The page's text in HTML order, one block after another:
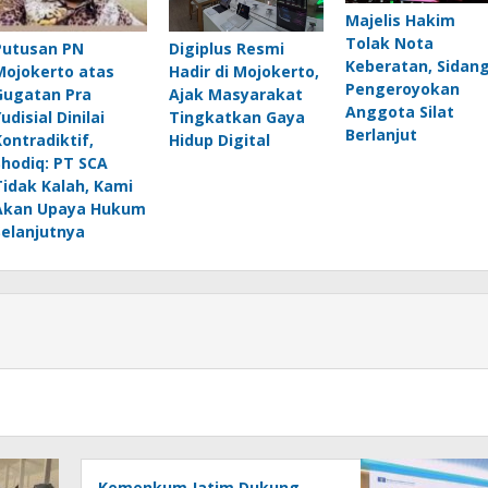
PN
atas
Pra
Dinilai
PT SCA
Kalah, Kami
Upaya Hukum
Digiplus Resmi
Hadir di Mojokerto,
Ajak Masyarakat
Tingkatkan Gaya
Hidup Digital
Majelis Hakim
Tolak Nota
Keberatan,
Pengeroyokan
Anggota Silat
Berlanjut